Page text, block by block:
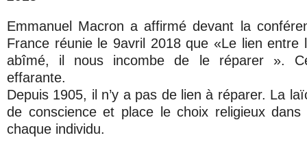
Emmanuel Macron a affirmé devant la
France réunie le 9avril 2018 que «Le lien entre
abîmé, il nous incombe de le réparer ».
effarante.
Depuis 1905, il n’y a pas de lien à réparer. La
de conscience et place le choix religieux
chaque individu.